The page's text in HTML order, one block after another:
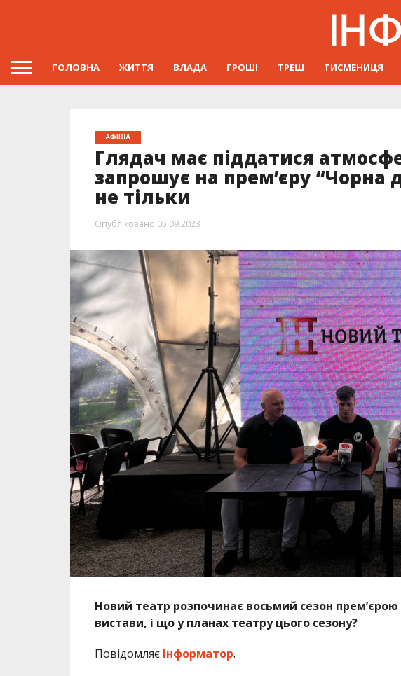
ГОЛОВНА ЖИТТЯ ВЛАДА ГРОШІ ТРЕШ ТИСМЕНИЦЯ
АФІША
Глядач має піддатися
запрошує на прем’єру “Чорна
не тільки
Опубліковано 05.09.2023
Новий театр розпочинає восьмий сезон прем’єрою
вистави, і що у планах театру цього сезону?
ПовідомляєІнформатор.